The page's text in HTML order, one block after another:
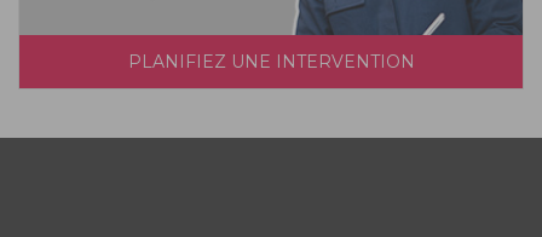
PLANIFIEZ UNE INTERVENTION